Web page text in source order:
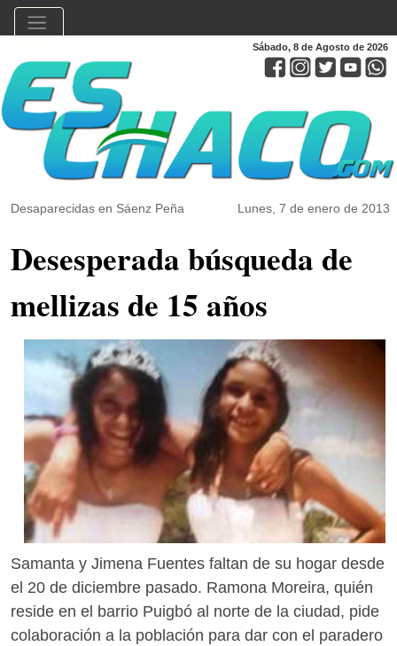
Sábado, 8 de Agosto de 2026
Desaparecidas en Sáenz Peña Lunes, 7 de enero de 2013
Desesperada búsqueda de
mellizas de 15 años
Samanta y Jimena Fuentes faltan de su hogar desde
el 20 de diciembre pasado. Ramona Moreira, quién
reside en el barrio Puigbó al norte de la ciudad, pide
colaboración a la población para dar con el paradero